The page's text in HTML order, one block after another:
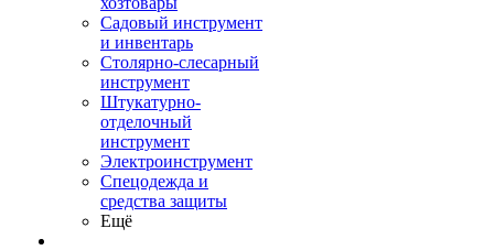
Садовый инструмент
и инвентарь
Столярно-слесарный
инструмент
Штукатурно-
отделочный
инструмент
Электроинструмент
Спецодежда и
средства защиты
Ещё